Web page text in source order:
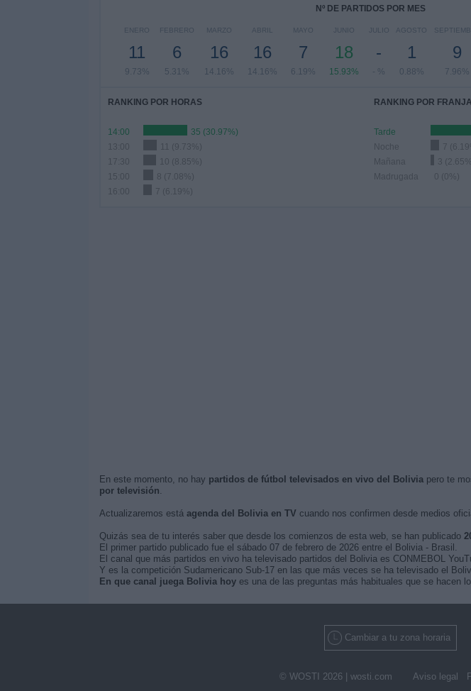
Nº DE PARTIDOS POR MES
ENERO
11
9.73%
FEBRERO
6
5.31%
MARZO
16
14.16%
ABRIL
16
14.16%
MAYO
7
6.19%
JUNIO
18
15.93%
JULIO
-
- %
AGOSTO
1
0.88%
9
7.96%
RANKING POR HORAS
14:00
35 (30.97%)
13:00
11 (9.73%)
17:30
10 (8.85%)
15:00
8 (7.08%)
16:00
7 (6.19%)
RANKING POR
Tarde
Noche
7
Mañana
3
Madrugada
0 (0%)
En este momento, no hay partidos de fútbol televisados en vivo del Boliviapero te
por televisión.
Actualizaremos está agenda del Bolivia en TV cuando nos confirmen desde medios
Quizás sea de tu interés saber que desde los comienzos de esta web, se han publicado
El primer partido publicado fue el sábado 07 de febrero de 2026 entre el Bolivia - Brasil.
El canal que más partidos en vivo ha televisado partidos del Bolivia es CONMEBOL
Y es la competición Sudamericano Sub-17 en las que más veces se ha televisado el
En que canal juega Bolivia hoyes una de las preguntas más habituales que se hacen
Cambiar a tu zona horaria
© WOSTI 2026 | wosti.com Aviso legal